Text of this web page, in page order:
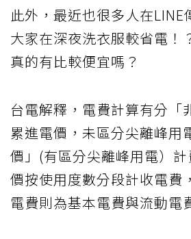
此外，最近也很多人在LINE
大家在深夜洗衣服較省電！
真的有比較便宜嗎？
台電解釋，電費計算有分「
累進電價，未區分尖離峰用
價」(有區分尖離峰用電）
價按使用度數分段計收電費
電費則為基本電費與流動電